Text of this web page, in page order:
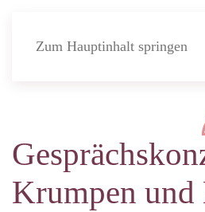
Zum Hauptinhalt springen
Krumpen und